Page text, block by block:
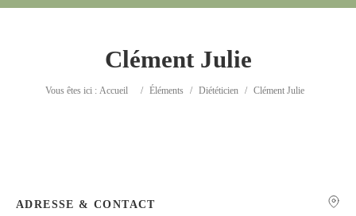
Catégorie
Clément Julie
Vous êtes ici : Accueil / Éléments / Diététicien / Clément Julie
ADRESSE & CONTACT